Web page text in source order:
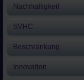
Nachhaltigkeit
SVHC
Beschränkung
Innovation